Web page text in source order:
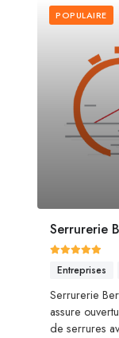
POPULAIRE
Serrurerie
Entreprises
Serrurerie
assure
de serrures